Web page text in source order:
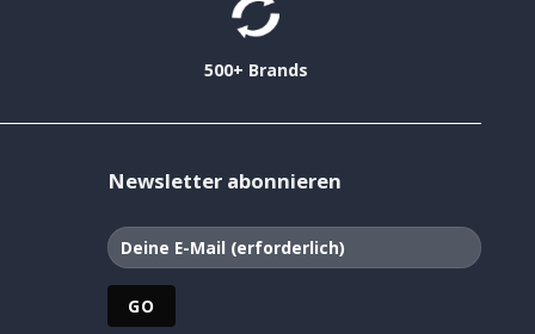
500+ Brands
Newsletter abonnieren